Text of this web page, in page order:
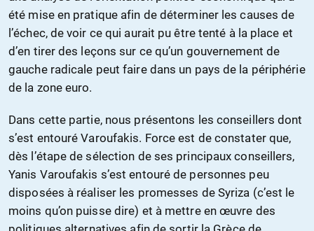
été mise en pratique afin de déterminer les causes de
l’échec, de voir ce qui aurait pu être tenté à la place et
d’en tirer des leçons sur ce qu’un gouvernement de
gauche radicale peut faire dans un pays de la périphérie
de la zone euro.
Dans cette partie, nous présentons les conseillers dont
s’est entouré Varoufakis. Force est de constater que,
dès l’étape de sélection de ses principaux conseillers,
Yanis Varoufakis s’est entouré de personnes peu
disposées à réaliser les promesses de Syriza (c’est le
moins qu’on puisse dire) et à mettre en œuvre des